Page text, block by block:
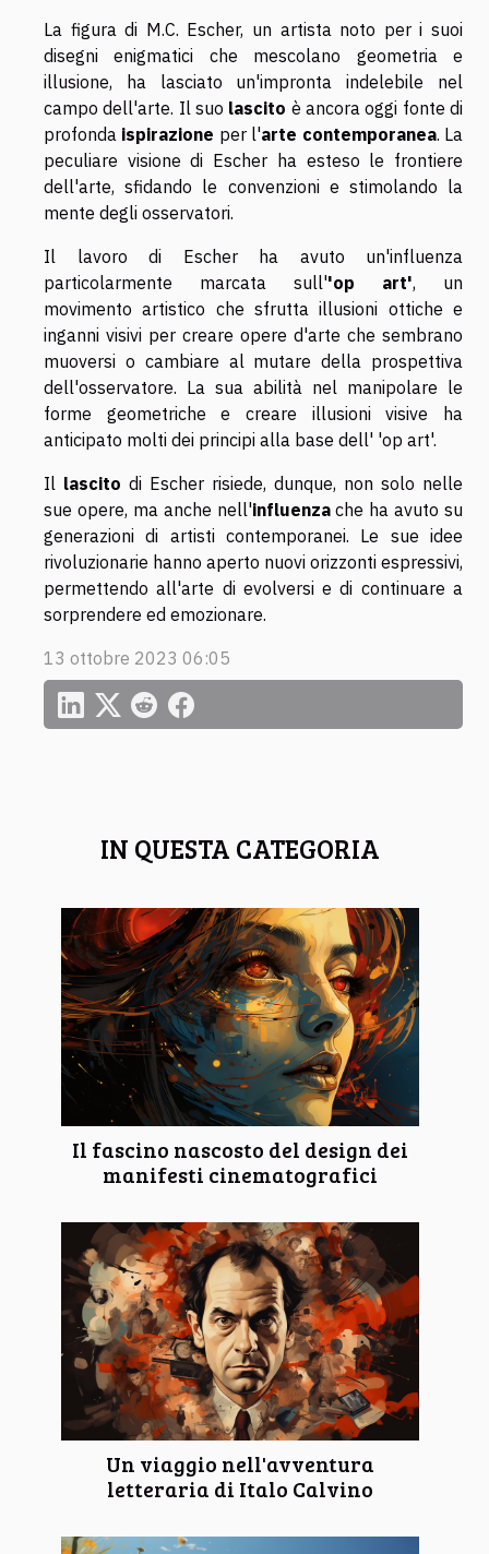
IN QUESTA CATEGORIA
Il fascino nascosto del design dei
manifesti cinematografici
Un viaggio nell'avventura
letteraria di Italo Calvino
La figura di M.C. Escher, un artista noto per i suoi
disegni enigmatici che mescolano geometria e
illusione, ha lasciato un'impronta indelebile nel
campo dell'arte. Il suo lascito è ancora oggi fonte di
profonda ispirazione per l'arte contemporanea. La
peculiare visione di Escher ha esteso le frontiere
dell'arte, sfidando le convenzioni e stimolando la
mente degli osservatori.
Il lavoro di Escher ha avuto un'influenza
particolarmente marcata sull''op art', un
movimento artistico che sfrutta illusioni ottiche e
inganni visivi per creare opere d'arte che sembrano
muoversi o cambiare al mutare della prospettiva
dell'osservatore. La sua abilità nel manipolare le
forme geometriche e creare illusioni visive ha
anticipato molti dei principi alla base dell' 'op art'.
Il lascito di Escher risiede, dunque, non solo nelle
sue opere, ma anche nell'influenzache ha avuto su
generazioni di artisti contemporanei. Le sue idee
rivoluzionarie hanno aperto nuovi orizzonti espressivi,
permettendo all'arte di evolversi e di continuare a
sorprendere ed emozionare.
13 ottobre 2023 06:05